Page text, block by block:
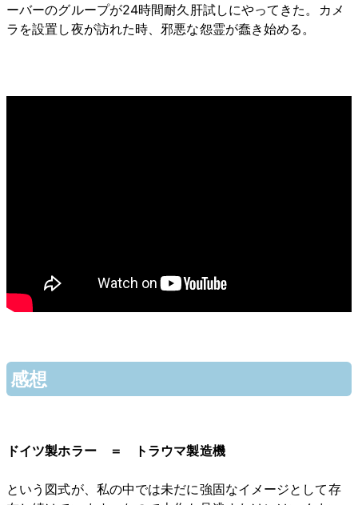
ーバーのグループが24時間耐久肝試しにやってきた。カメ
ラを設置し夜が訪れた時、邪悪な怨霊が蠢き始める。
感想
ドイツ製ホラー ＝ トラウマ製造機
という図式が、私の中では未だに強固なイメージとして存